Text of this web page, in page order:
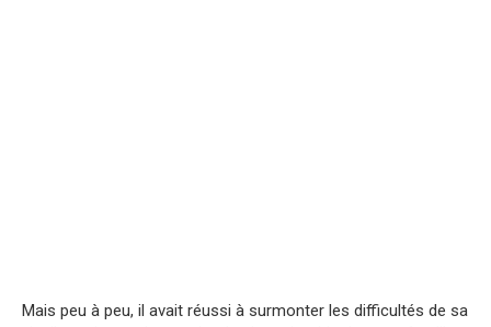
Mais peu à peu, il avait réussi à surmonter les difficultés de sa